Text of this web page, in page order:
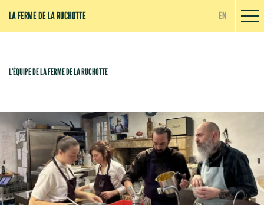
LA FERME DE LA RUCHOTTE EN
L’ÉQUIPE DE LA FERME DE LA RUCHOTTE